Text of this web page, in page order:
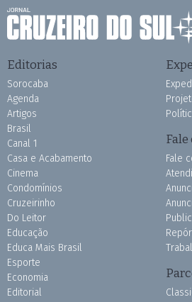
Editorias
Sorocaba
Agenda
Artigos
Brasil
Canal 1
Casa e Acabamento
Cinema
Condomínios
Cruzeirinho
Do Leitor
Educação
Educa Mais Brasil
Esporte
Economia
Editorial
Fale